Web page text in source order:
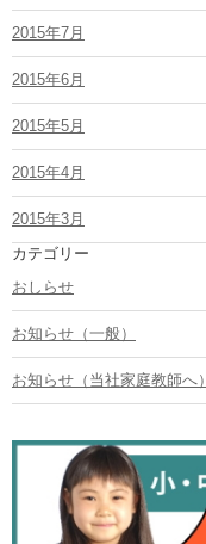
2015年7月
2015年6月
2015年5月
2015年4月
2015年3月
カテゴリー
おしらせ
お知らせ（一般）
お知らせ（当社家庭教師へ）